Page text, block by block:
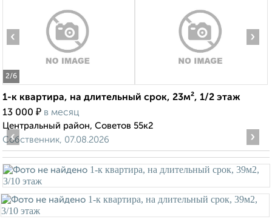
2/6
‹ ›
1-к квартира, на длительный срок, 23м², 1/2 этаж
13 000 ₽ в месяц
Центральный район, Советов 55к2
Собственник, 07.08.2026
‹ ›